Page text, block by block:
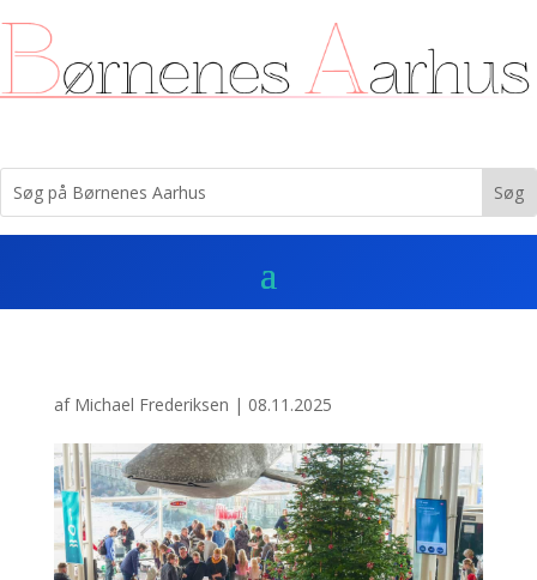
af Michael Frederiksen | 08.11.2025